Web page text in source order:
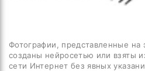
Фотографии, представленные на
созданы нейросетью или взяты
сети Интернет без явных